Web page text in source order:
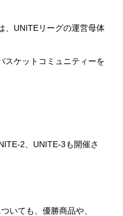
、UNITEリーグの運営母体
スケットコミュニティーを
2、UNITE-3も開催さ
いても、優勝商品や、